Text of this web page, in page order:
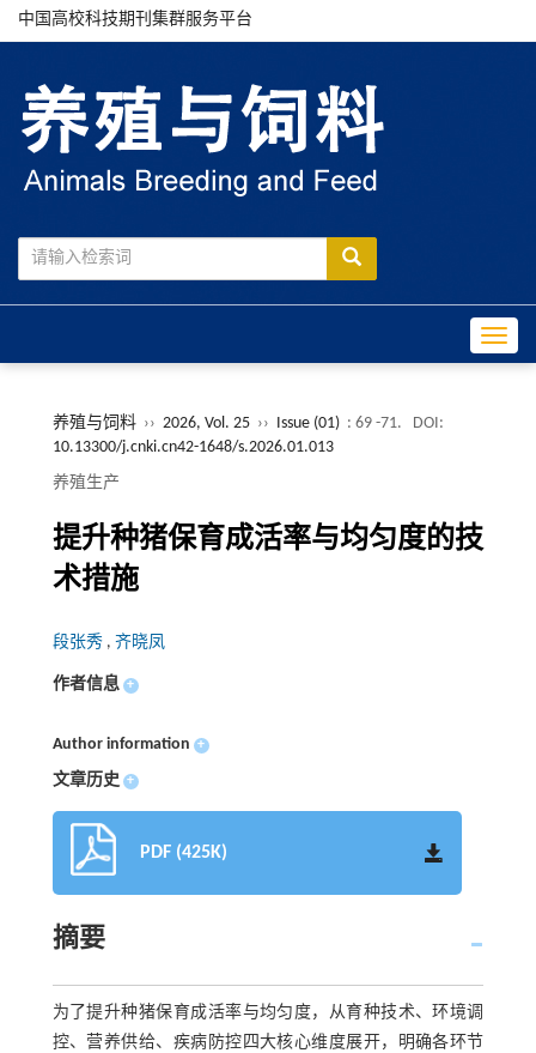
中国高校科技期刊集群服务平台
养殖与饲料 ›› 2026, Vol. 25 ›› Issue (01) : 69 -71.
DOI:
10.13300/j.cnki.cn42-1648/s.2026.01.013
养殖生产
提升种猪保育成活率与均匀度的技
术措施
段张秀 , 齐晓凤
作者信息 +
Author information +
文章历史 +
PDF (425K)
摘要
为了提升种猪保育成活率与均匀度，从育种技术、环境调
控、营养供给、疾病防控四大核心维度展开，明确各环节